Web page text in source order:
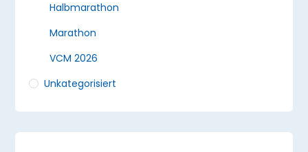
Halbmarathon
Marathon
VCM 2026
Unkategorisiert